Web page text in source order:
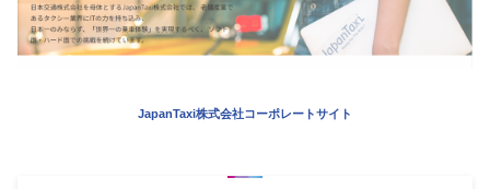
JapanTaxi株式会社コーポレートサイト